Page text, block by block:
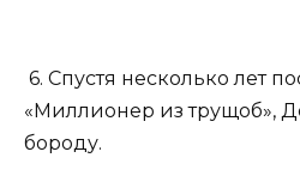
6. Спустя несколько лет
«Миллионер из трущоб»,
бороду.